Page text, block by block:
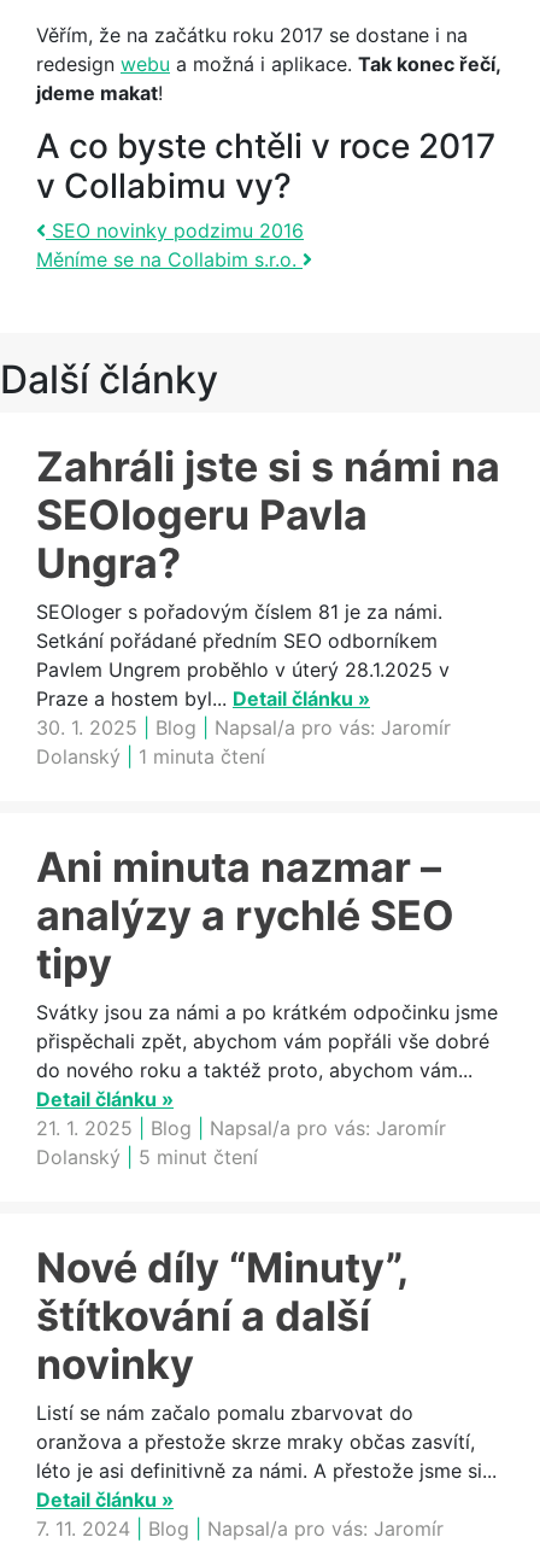
Věřím, že na začátku roku 2017 se dostane i na
redesign webu a možná i aplikace. Tak konec řečí,
jdeme makat!
A co byste chtěli v roce 2017
v Collabimu vy?
Post navigation
SEO novinky podzimu 2016
Měníme se na Collabim s.r.o.
Další články
Zahráli jste si s námi na
SEOlogeru Pavla
Ungra?
SEOloger s pořadovým číslem 81 je za námi.
Setkání pořádané předním SEO odborníkem
Pavlem Ungrem proběhlo v úterý 28.1.2025 v
Praze a hostem byl... Detail článku »
30. 1. 2025
Blog Napsal/a pro vás: Jaromír
Dolanský
1 minuta čtení
Ani minuta nazmar –
analýzy a rychlé SEO
tipy
Svátky jsou za námi a po krátkém odpočinku jsme
přispěchali zpět, abychom vám popřáli vše dobré
do nového roku a taktéž proto, abychom vám...
Detail článku »
21. 1. 2025
Blog Napsal/a pro vás: Jaromír
Dolanský
5 minut čtení
Nové díly “Minuty”,
štítkování a další
novinky
Listí se nám začalo pomalu zbarvovat do
oranžova a přestože skrze mraky občas zasvítí,
léto je asi definitivně za námi. A přestože jsme si...
Detail článku »
7. 11. 2024
Blog Napsal/a pro vás: Jaromír